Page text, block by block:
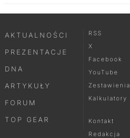
AKTUALNOŚCI
PREZENTACJE
DNA
ARTYKUŁY
FORUM
TOP GEAR
RSS
X
Facebook
YouTube
Zestawienia
Kalkulatory
Kontakt
Redakcja